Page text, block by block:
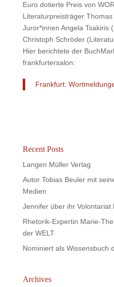
Euro dotierte Preis von
Literaturpreisträger
Juror*innen Angela Tsakiris
Christoph Schröder
Hier berichtete der
frankfurtersalon:
Frankfurt:
Recent Posts
Langen Müller Verlag
Autor Tobias Beuler mit
Medien
Jennifer über ihr Volontariat
Rhetorik-Expertin Marie-
der WELT
Nominiert als Wissensbuch
Archives